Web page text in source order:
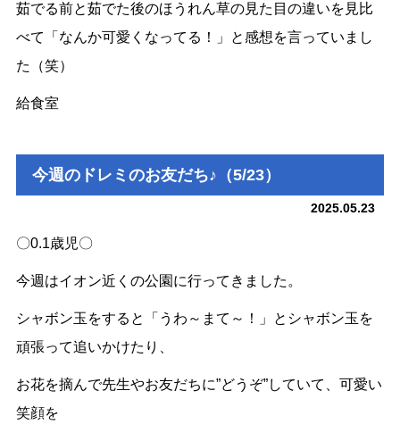
茹でる前と茹でた後のほうれん草の見た目の違いを見比
べて「なんか可愛くなってる！」と感想を言っていまし
た（笑）
給食室
今週のドレミのお友だち♪（5/23）
2025.05.23
〇0.1歳児〇
今週はイオン近くの公園に行ってきました。
シャボン玉をすると「うわ～まて～！」とシャボン玉を
頑張って追いかけたり、
お花を摘んで先生やお友だちに”どうぞ”していて、可愛い
笑顔を